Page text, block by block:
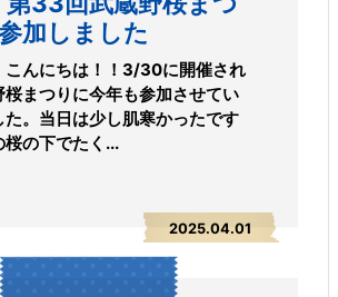
加しました
こんにちは！！3/30に開催され
桜まつりに今年も参加させてい
た。当日は少し肌寒かったです
桜の下でたく...
2025.04.01